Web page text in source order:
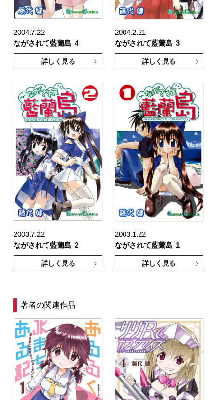
2004.7.22
ながされて藍蘭島 4
詳しく見る
2004.2.21
ながされて藍蘭島 3
詳しく見る
2003.7.22
ながされて藍蘭島 2
詳しく見る
2003.1.22
ながされて藍蘭島 1
詳しく見る
著者の関連作品